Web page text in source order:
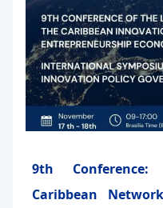
9th
Caribbean